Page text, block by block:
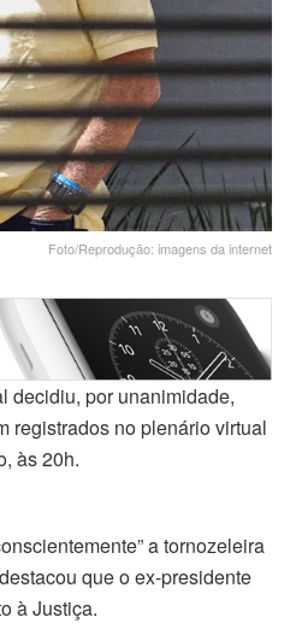
Foto/Reprodução: imagens da internet
decidiu, por unanimidade,
registrados no plenário virtual
às 20h.
a tornozeleira
que o ex-presidente
à Justiça.